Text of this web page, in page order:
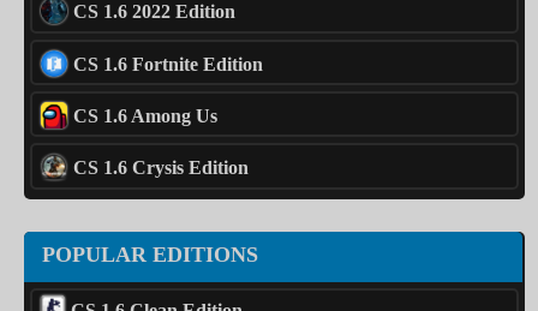
CS 1.6 2022 Edition
CS 1.6 Fortnite Edition
CS 1.6 Among Us
CS 1.6 Crysis Edition
POPULAR EDITIONS